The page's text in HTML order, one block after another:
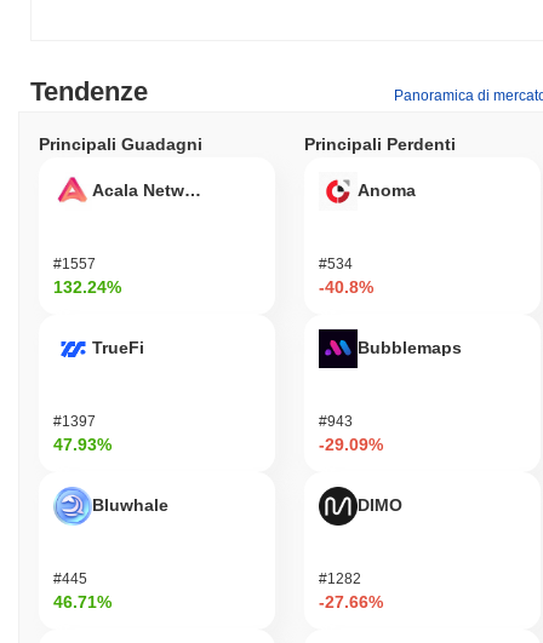
Tendenze Panoramica di
Principali Guadagni
Acala Network
#1557
132.24%
TrueFi
#1397
47.93%
Bluwhale
#445
46.71%
Principali Perdenti
Anoma
#534
-40.8%
Bubblemaps
#943
-29.09%
DIMO
#1282
-27.66%